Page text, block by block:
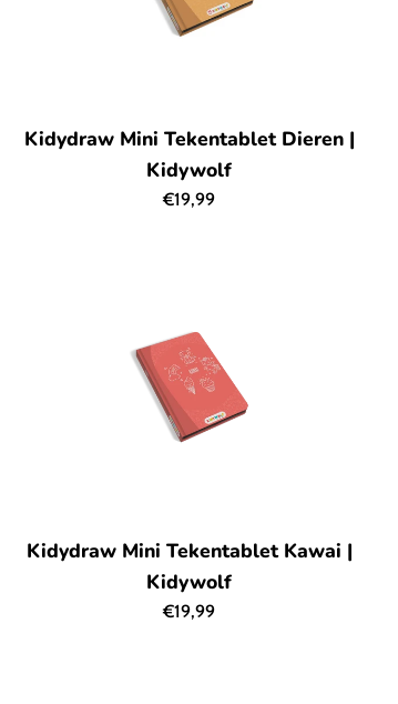
Kidydraw Mini Tekentablet Dieren |
Kidywolf
Normale
€19,99
Kidydraw Mini Tekentablet Kawai |
Kidywolf
Normale
€19,99